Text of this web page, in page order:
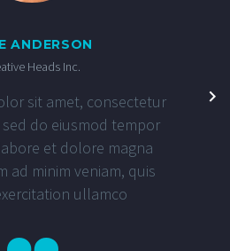
ANDERSON
Heads Inc.
sit amet, consectetur
do eiusmod tempor
et dolore magna
ad minim veniam, quis
ullamco